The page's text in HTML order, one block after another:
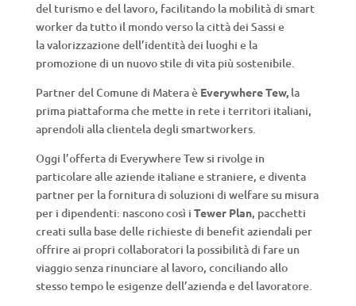
del turismo e del lavoro, facilitando la mobilità di smart
worker da tutto il mondo verso la città dei Sassi e
la valorizzazione dell’identità dei luoghi e la
promozione di un nuovo stile di vita più sostenibile.
Partner del Comune di Matera è Everywhere Tew, la
prima piattaforma che mette in rete i territori italiani,
aprendoli alla clientela degli smartworkers.
Oggi l’offerta di Everywhere Tew si rivolge in
particolare alle aziende italiane e straniere, e diventa
partner per la fornitura di soluzioni di welfare su misura
per i dipendenti: nascono così i Tewer Plan, pacchetti
creati sulla base delle richieste di benefit aziendali per
offrire ai propri collaboratori la possibilità di fare un
viaggio senza rinunciare al lavoro, conciliando allo
stesso tempo le esigenze dell’azienda e del lavoratore.